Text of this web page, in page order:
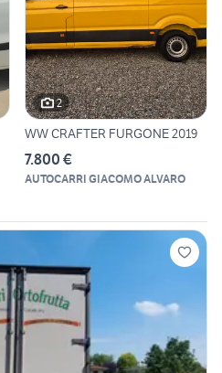
2
WW CRAFTER FURGONE 2019
7.800 €
AUTOCARRI GIACOMO ALVARO